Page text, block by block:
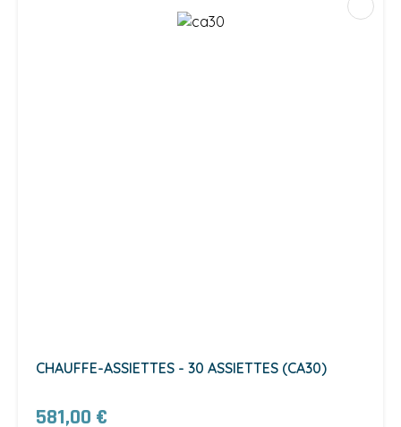
CHAUFFE-ASSIETTES - 30 ASSIETTES (CA30)
581,00 €